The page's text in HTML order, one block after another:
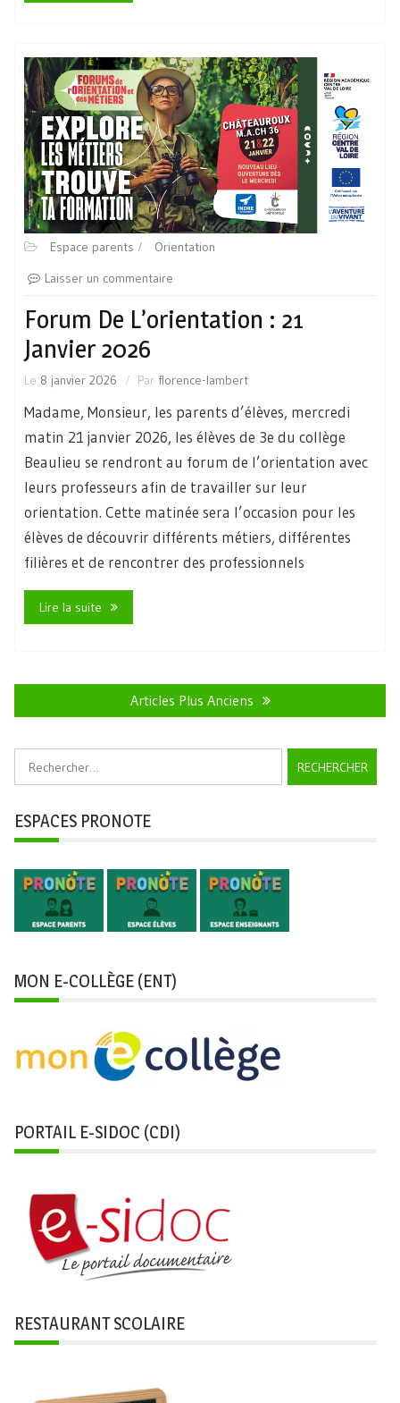
Espace parents
Orientation
Laisser un commentaire
Forum De L’orientation : 21
Janvier 2026
Le 8 janvier 2026 Par florence-lambert
Madame, Monsieur, les parents d’élèves, mercredi
matin 21 janvier 2026, les élèves de 3e du collège
Beaulieu se rendront au forum de l’orientation avec
leurs professeurs afin de travailler sur leur
orientation. Cette matinée sera l’occasion pour les
élèves de découvrir différents métiers, différentes
filières et de rencontrer des professionnels
Lire la suite
Navigation
articles
Articles Plus Anciens
ESPACES PRONOTE
MON E-COLLÈGE (ENT)
PORTAIL E-SIDOC (CDI)
RESTAURANT SCOLAIRE